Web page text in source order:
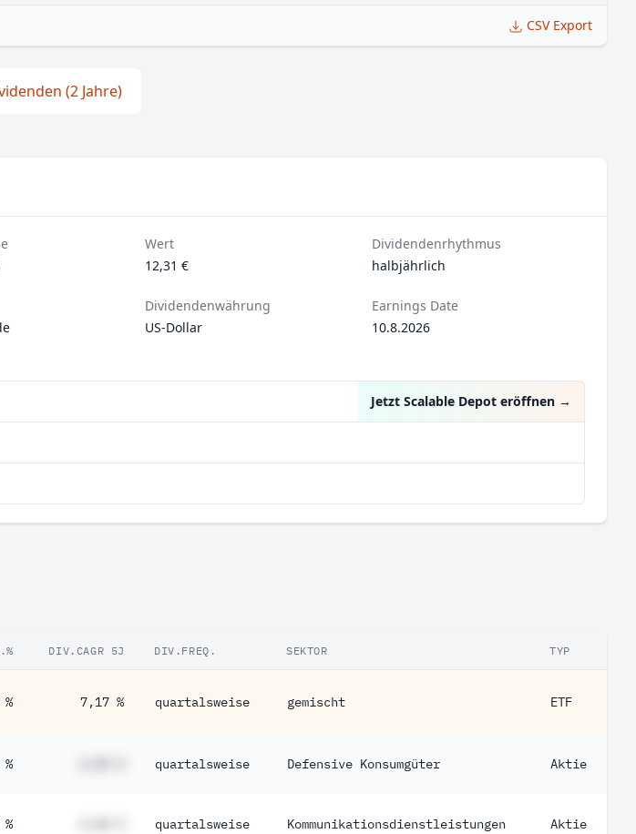
CSV Export
(2 Jahre)
Wert
12,31 €
Dividendenrhythmus
halbjährlich
Dividendenwährung
US-Dollar
Earnings Date
10.8.2026
Jetzt Scalable Depot eröffnen →
DIV.CAGR 5J DIV.FREQ. SEKTOR TYP
7,17 % quartalsweise gemischt ETF
quartalsweise Defensive Konsumgüter Aktie
quartalsweise Kommunikationsdienstleistungen Aktie